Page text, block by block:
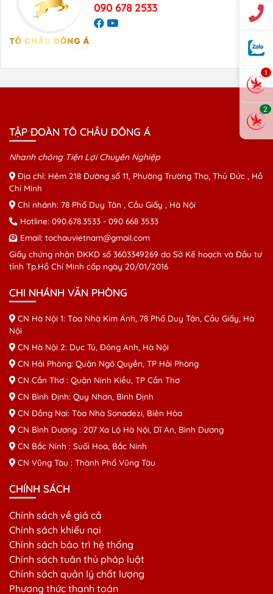
090 678 2533
TẬP ĐOÀN TÔ CHÂU ĐÔNG Á
Nhanh chóng Tiện Lợi Chuyên Nghiệp
Địa chỉ: Hẻm 218 Đường số 11, Phường Trường Thọ, Thủ Đức , Hồ
Chí Minh
Chi nhánh: 78 Phố Duy Tân , Cầu Giấy , Hà Nội
Hotline: 090.678.3533 - 090 668 3533
Email: tochauvietnam@gmail.com
Giấy chứng nhận ĐKKD số 3603349269 do Sở Kế hoạch và Đầu tư
tỉnh Tp.Hồ Chí Minh cấp ngày 20/01/2016
1
2
CHI NHÁNH VĂN PHÒNG
CN Hà Nội 1: Tòa Nhà Kim Ánh, 78 Phố Duy Tân, Cầu Giấy, Hà
Nội
CN Hà Nội 2: Dục Tú, Đông Anh, Hà Nội
CN Hải Phòng: Quận Ngô Quyền, TP Hải Phòng
CN Cần Thơ : Quận Ninh Kiều, TP Cần Thơ
CN Bình Định: Quy Nhơn, Bình Định
CN Đồng Nai: Tòa Nhà Sonadezi, Biên Hòa
CN Bình Dương : 207 Xa Lộ Hà Nội, Dĩ An, Bình Dương
CN Bắc Ninh : Suối Hoa, Bắc Ninh
CN Vũng Tàu : Thành Phố Vũng Tàu
CHÍNH SÁCH
Chính sách về giá cả
Chính sách khiếu nại
Chính sách bảo trì hệ thống
Chính sách tuân thủ pháp luật
Chính sách quản lý chất lượng
Phương thức thanh toán